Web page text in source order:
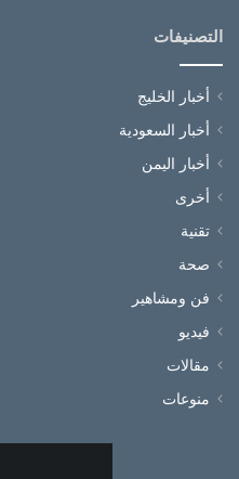
التصنيفات
أخبار الخليج
أخبار السعودية
أخبار اليمن
أخرى
تقنية
صحة
فن ومشاهير
فيديو
مقالات
منوعات